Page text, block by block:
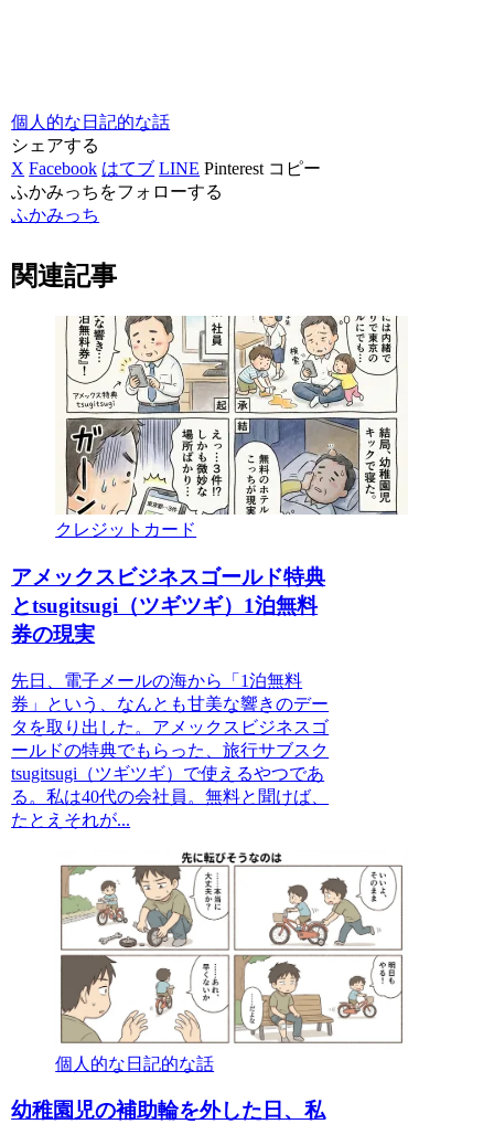
個人的な日記的な話
シェアする
X Facebook はてブ LINE Pinterest コピー
ふかみっちをフォローする
ふかみっち
関連記事
クレジットカード
アメックスビジネスゴールド特典
とtsugitsugi（ツギツギ）1泊無料
券の現実
先日、電子メールの海から「1泊無料
券」という、なんとも甘美な響きのデー
タを取り出した。アメックスビジネスゴ
ールドの特典でもらった、旅行サブスク
tsugitsugi（ツギツギ）で使えるやつであ
る。私は40代の会社員。無料と聞けば、
たとえそれが...
個人的な日記的な話
幼稚園児の補助輪を外した日、私